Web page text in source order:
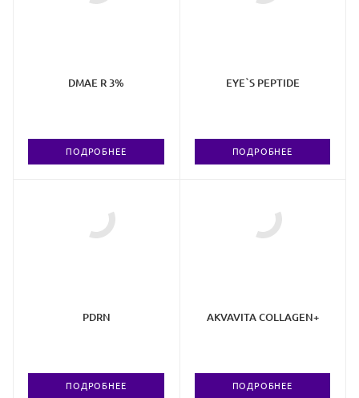
DMAE R 3%
ПОДРОБНЕЕ
EYE`S PEPTIDE
ПОДРОБНЕЕ
PDRN
ПОДРОБНЕЕ
AKVAVITA COLLAGEN+
ПОДРОБНЕЕ